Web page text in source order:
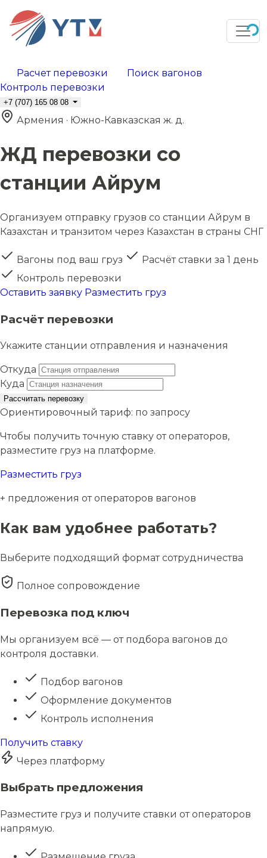
Расчет перевозки
Поиск вагонов
Контроль перевозки
+7 (707) 165 08 08
Армения · Южно-Кавказская ж. д.
ЖД перевозки со
станции Айрум
Организуем отправку грузов со станции Айрум в
Казахстан и транзитом через Казахстан в страны СНГ
Вагоны под ваш груз
Расчёт ставки за 1 день
Контроль перевозки
Оставить заявку Разместить груз
Расчёт перевозки
Укажите станции отправления и назначения
Откуда
Куда
Рассчитать перевозку
Ориентировочный тариф: по запросу
Чтобы получить точную ставку от операторов,
разместите груз на платформе.
Разместить груз
+ предложения от операторов вагонов
Как вам удобнее работать?
Выберите подходящий формат сотрудничества
Полное сопровождение
Перевозка под ключ
Мы организуем всё — от подбора вагонов до
контроля доставки.
Подбор вагонов
Оформление документов
Контроль исполнения
Получить ставку
Через платформу
Выбрать предложения
Разместите груз и получите ставки от операторов
напрямую.